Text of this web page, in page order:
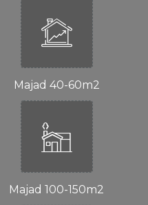
Majad 40-60m2
Majad 100-150m2